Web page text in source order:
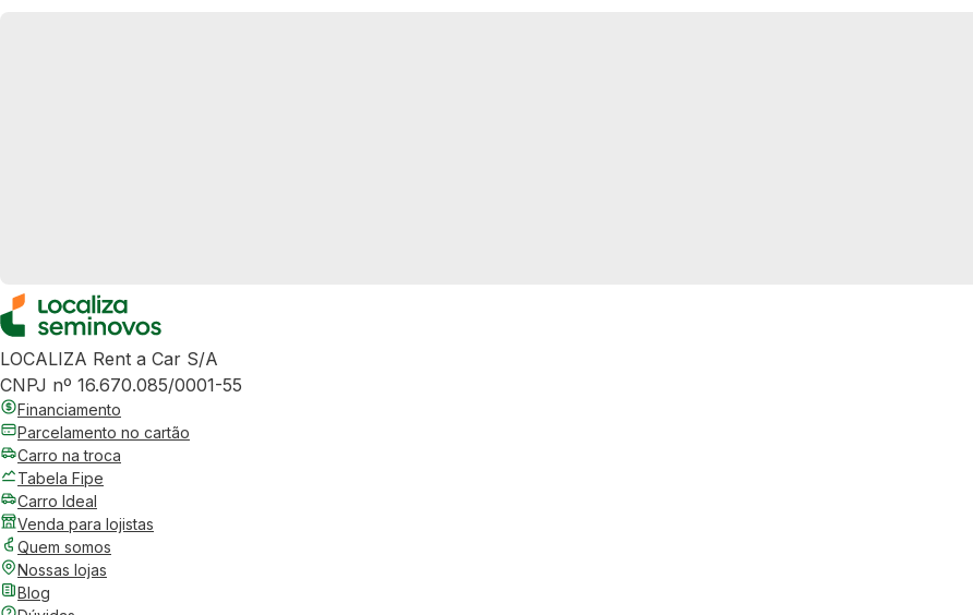
LOCALIZA Rent a Car S/A
CNPJ nº 16.670.085/0001-55
Financiamento
Parcelamento no cartão
Carro na troca
Tabela Fipe
Carro Ideal
Venda para lojistas
Quem somos
Nossas lojas
Blog